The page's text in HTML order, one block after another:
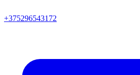
+375296543172